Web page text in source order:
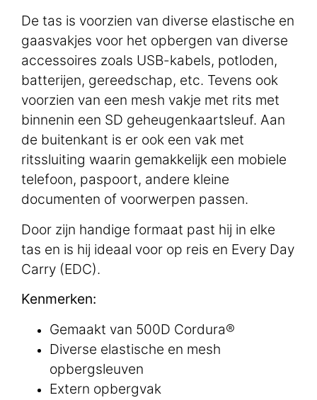
De tas is voorzien van diverse elastische en
gaasvakjes voor het opbergen van diverse
accessoires zoals USB-kabels, potloden,
batterijen, gereedschap, etc. Tevens ook
voorzien van een mesh vakje met rits met
binnenin een SD geheugenkaartsleuf. Aan
de buitenkant is er ook een vak met
ritssluiting waarin gemakkelijk een mobiele
telefoon, paspoort, andere kleine
documenten of voorwerpen passen.
Door zijn handige formaat past hij in elke
tas en is hij ideaal voor op reis en Every Day
Carry (EDC).
Kenmerken:
Gemaakt van 500D Cordura®
Diverse elastische en mesh
opbergsleuven
Extern opbergvak